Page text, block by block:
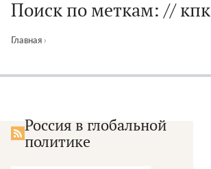
Поиск по меткам: // кпк
Главная ›
Россия в глобальной
политике